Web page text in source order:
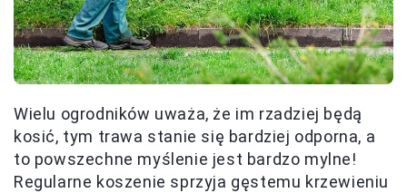
Wielu ogrodników uważa, że im rzadziej będą
kosić, tym trawa stanie się bardziej odporna, a
to powszechne myślenie jest bardzo mylne!
Regularne koszenie sprzyja gęstemu krzewieniu